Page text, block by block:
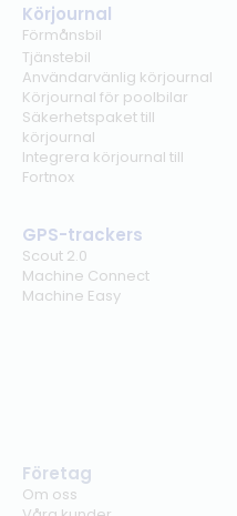
Körjournal
Förmånsbil
Tjänstebil
Användarvänlig körjournal
Körjournal för poolbilar
Säkerhetspaket till
körjournal
Integrera körjournal till
Fortnox
GPS-trackers
Scout 2.0
Machine Connect
Machine Easy
Företag
Om oss